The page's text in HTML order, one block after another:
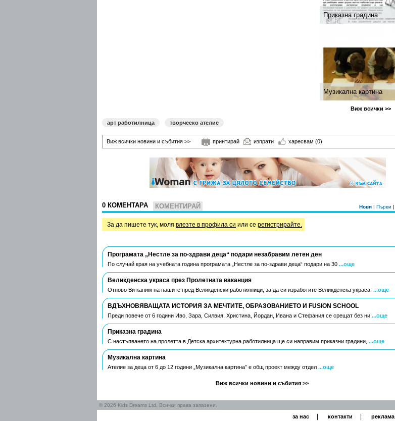
Приказна градина
Музикална картина
Виж всички >>
арт работилница творческо ателие
Виж всички новини и събития >> принтирай изпрати харесвам (0)
0 КОМЕНТАРА КОМЕНТИРАЙ Нови | Първи |
За да пишете тук, моля влезте в профила си или се регистрирайте.
Програмата „Нестле за по-здрави деца“ подари незабравим летен ден
По случай края на учебната година програмата „Нестле за по-здрави деца“ подари на 30 ...още
Великденска украса през Пролетната ваканция
Отново Ви каним на нашите пред Великденски работилници, за да си изработите Великденска украса. ...още
ВДЪХНОВЯВАЩАТА ИСТОРИЯ ЗА МЕЧТИТЕ, ОБРАЗОВАНИЕТО И FUSION SCHOOL
Преди повече от 6 години Иво, Зара, Силвия, Христина, Йордан, Ивана и Стефания се срещат без ни ...още
Приказна градина
С настъпването на пролетта в Детска архитектурна работилница ще си направим приказни градини, ...още
Музикална картина
Ателие за деца от 6 до 12 години „Музикална картина” е общ проект между отдел ...още
Виж всички новини и събития >>
© 2026 Kids Dreams Ltd. Всички права запазени.
за нас контакти реклама